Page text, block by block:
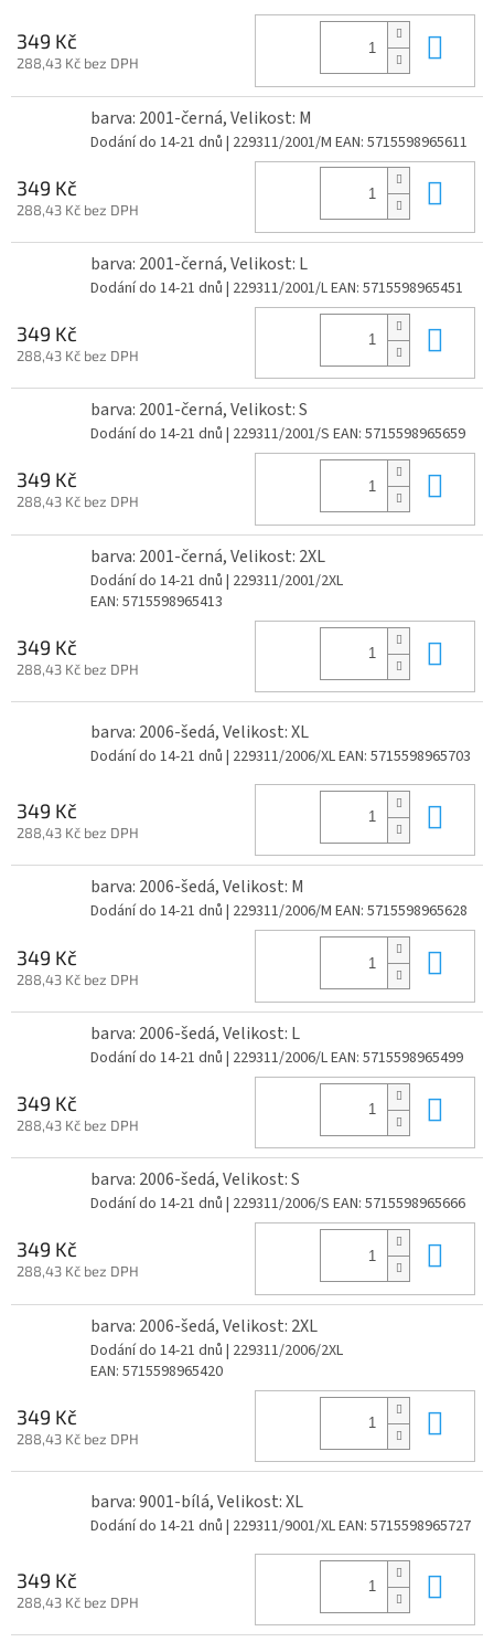
349 Kč
288,43 Kč bez DPH
barva: 2001-černá, Velikost: M
Dodání do 14-21 dnů | 229311/2001/M EAN: 5715598965611
349 Kč
288,43 Kč bez DPH
barva: 2001-černá, Velikost: L
Dodání do 14-21 dnů | 229311/2001/LEAN: 5715598965451
349 Kč
288,43 Kč bez DPH
barva: 2001-černá, Velikost: S
Dodání do 14-21 dnů | 229311/2001/S EAN: 5715598965659
349 Kč
288,43 Kč bez DPH
barva: 2001-černá, Velikost: 2XL
Dodání do 14-21 dnů | 229311/2001/2XL
EAN: 5715598965413
349 Kč
288,43 Kč bez DPH
barva: 2006-šedá, Velikost: XL
Dodání do 14-21 dnů | 229311/2006/XLEAN: 5715598965703
349 Kč
288,43 Kč bez DPH
barva: 2006-šedá, Velikost: M
Dodání do 14-21 dnů | 229311/2006/M EAN: 5715598965628
349 Kč
288,43 Kč bez DPH
barva: 2006-šedá, Velikost: L
Dodání do 14-21 dnů | 229311/2006/LEAN: 5715598965499
349 Kč
288,43 Kč bez DPH
barva: 2006-šedá, Velikost: S
Dodání do 14-21 dnů | 229311/2006/S EAN: 5715598965666
349 Kč
288,43 Kč bez DPH
barva: 2006-šedá, Velikost: 2XL
Dodání do 14-21 dnů | 229311/2006/2XL
EAN: 5715598965420
349 Kč
288,43 Kč bez DPH
barva: 9001-bílá, Velikost: XL
Dodání do 14-21 dnů | 229311/9001/XLEAN: 5715598965727
349 Kč
288,43 Kč bez DPH